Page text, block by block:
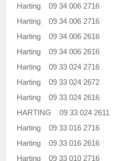
Harting 09 34 006 2716
Harting 09 34 006 2716
Harting 09 34 006 2616
Harting 09 34 006 2616
Harting 09 33 024 2716
Harting 09 33 024 2672
Harting 09 33 024 2616
HARTING 09 33 024 2611
Harting 09 33 016 2716
Harting 09 33 016 2616
Harting 09 33 010 2716